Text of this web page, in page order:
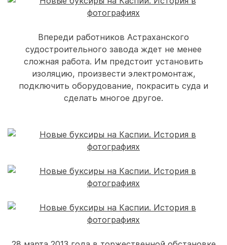
Впереди работников Астраханского
судостроительного завода ждет не менее
сложная работа. Им предстоит установить
изоляцию, произвести электромонтаж,
подключить оборудование, покрасить суда и
сделать многое другое.